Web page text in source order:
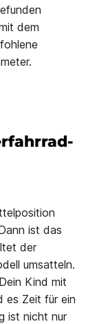
dem
ist das
der
umsatteln.
Kind mit
es Zeit für ein
ist nicht nur